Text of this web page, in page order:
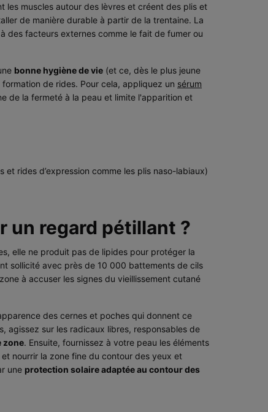
les muscles autour des lèvres et créent des plis et
de manière durable à partir de la trentaine. La
des facteurs externes comme le fait de fumer ou
bonne hygiène de vie (et ce, dès le plus jeune
de rides. Pour cela, appliquez un sérum
de la fermeté à la peau et limite l'apparition et
rides d’expression comme les plis naso-labiaux)
un regard pétillant ?
elle ne produit pas de lipides pour protéger la
sollicité avec près de 10 000 battements de cils
à accuser les signes du vieillissement cutané
des cernes et poches qui donnent ce
agissez sur les radicaux libres, responsables de
zone. Ensuite, fournissez à votre peau les éléments
nourrir la zone fine du contour des yeux et
une protection solaire adaptée au contour des